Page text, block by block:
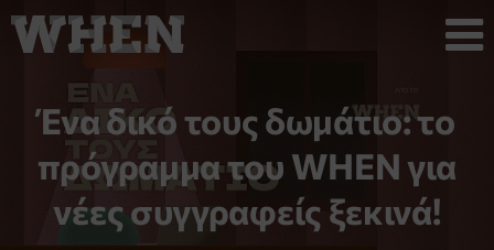
Ένα δικό τους δωμάτιο: το
πρόγραμμα του WHEN για
νέες συγγραφείς ξεκινά!